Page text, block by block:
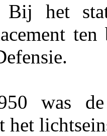
Bij het
ten
was
het